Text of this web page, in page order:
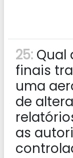
25: Qual
finais
uma
de
as